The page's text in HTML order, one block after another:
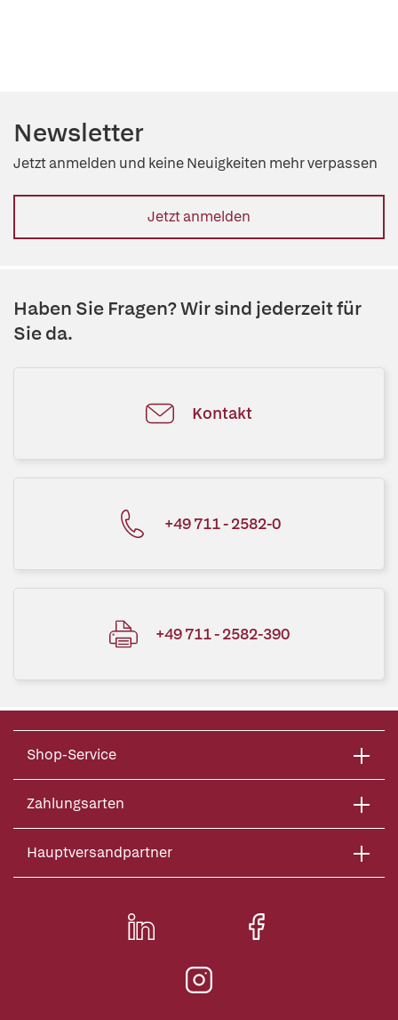
Newsletter
Jetzt anmelden und keine Neuigkeiten mehr verpassen
Jetzt anmelden
Haben Sie Fragen? Wir sind jederzeit für
Sie da.
Kontakt
+49 711 - 2582-0
+49 711 - 2582-390
Shop-Service
Zahlungsarten
Hauptversandpartner